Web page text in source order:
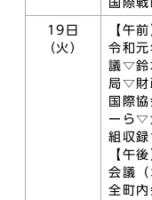
国際
19日
（火）
【午
令和
議▽鈴
局▽財
国際
ーら▽
組収
【午
会議
全町内